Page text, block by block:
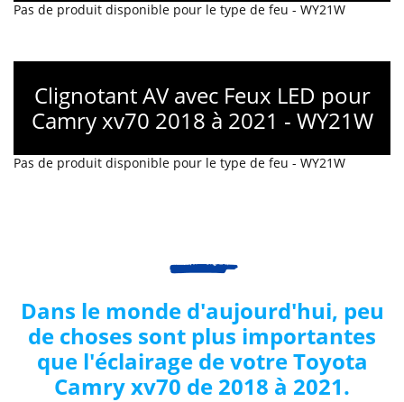
Pas de produit disponible pour le type de feu - WY21W
Clignotant AV avec Feux LED pour
Camry xv70 2018 à 2021 - WY21W
Pas de produit disponible pour le type de feu - WY21W
Dans le monde d'aujourd'hui, peu
de choses sont plus importantes
que l'éclairage de votreToyota
Camry xv70 de 2018 à 2021.